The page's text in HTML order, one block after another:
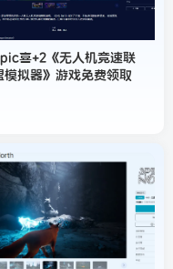
喜+2《无人机竞速联
模拟器》游戏免费领取